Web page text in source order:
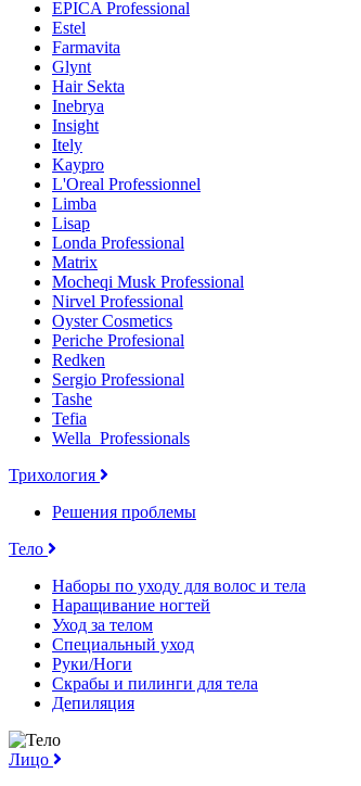
EPICA Professional
Estel
Farmavita
Glynt
Hair Sekta
Inebrya
Insight
Itely
Kaypro
L'Oreal Professionnel
Limba
Lisap
Londa Professional
Matrix
Mocheqi Musk Professional
Nirvel Professional
Oyster Cosmetics
Periche Profesional
Redken
Sergio Professional
Tashe
Tefia
Wella_Professionals
Трихология
Решения проблемы
Тело
Наборы по уходу для волос и тела
Наращивание ногтей
Уход за телом
Специальный уход
Руки/Ноги
Скрабы и пилинги для тела
Депиляция
Лицо